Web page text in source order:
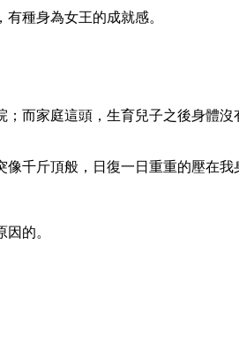
種身為女王的成就感。
而家庭這頭，生育兒子之後身體
千斤頂般，日復一日重重的壓在我
的。